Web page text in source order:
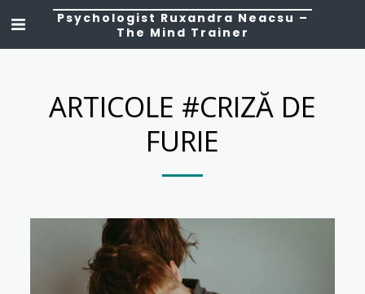
Psychologist Ruxandra Neacsu –
The Mind Trainer
ARTICOLE #CRIZĂ DE
FURIE